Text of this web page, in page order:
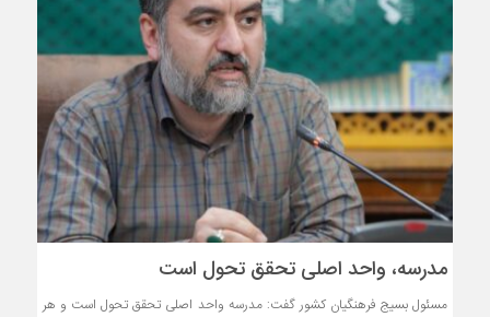
مدرسه، واحد اصلی تحقق تحول است
مسئول بسیج فرهنگیان کشور گفت: مدرسه واحد اصلی تحقق تحول است و هر